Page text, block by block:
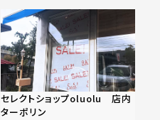
セレクトショップoluolu 店内
ターポリン